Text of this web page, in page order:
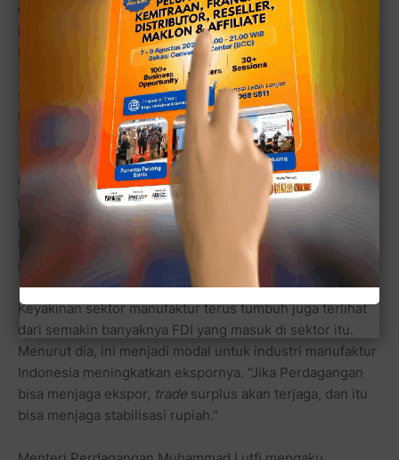
disebabkan pengusaha menggenjot ekspor mineral
karena adanya kebijakan Undang-Undang Mineral dan
Batu Bara yang melarang ekspor mineral mentah pada
Januari. "Logikanya benar, tapi ternyata yang lebih
signifikan kontribusinya justru ekspor manufaktur," kata
Bambang.
Tingginya ekspor manufaktur disebabkan nilai tukar
rupiah yang terdepresiasi sehingga daya saingnya
membaik. Bambang meminta Kementerian Perdagangan
memastikan kekuatan ekspor manufaktur tetap berjalan
untuk menutup pengurangan pendapatan akibat
pelarangan ekspor mineral.
Keyakinan sektor manufaktur terus tumbuh juga terlihat
dari semakin banyaknya FDI yang masuk di sektor itu.
Menurut dia, ini menjadi modal untuk industri manufaktur
Indonesia meningkatkan ekspornya. "Jika Perdagangan
bisa menjaga ekspor, trade surplus akan terjaga, dan itu
bisa menjaga stabilisasi rupiah."